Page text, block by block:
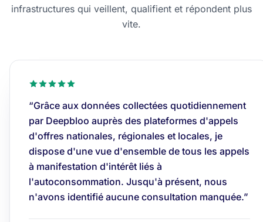
infrastructures qui veillent, qualifient et répondent plus
vite.
“Grâce aux données collectées quotidiennement
par Deepbloo auprès des plateformes d'appels
d'offres nationales, régionales et locales, je
dispose d'une vue d'ensemble de tous les appels
à manifestation d'intérêt liés à
l'autoconsommation. Jusqu'à présent, nous
n'avons identifié aucune consultation manquée.”